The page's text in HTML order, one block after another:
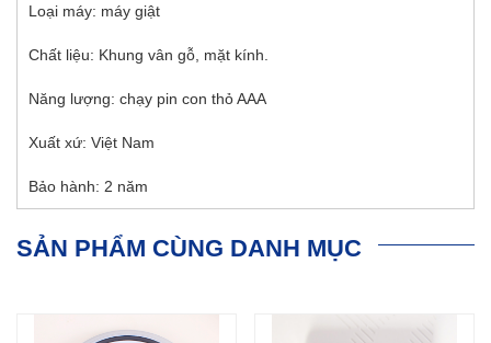
Loại máy: máy giật
Chất liệu: Khung vân gỗ, mặt kính.
Năng lượng: chạy pin con thỏ AAA
Xuất xứ: Việt Nam
Bảo hành: 2 năm
SẢN PHẨM CÙNG DANH MỤC